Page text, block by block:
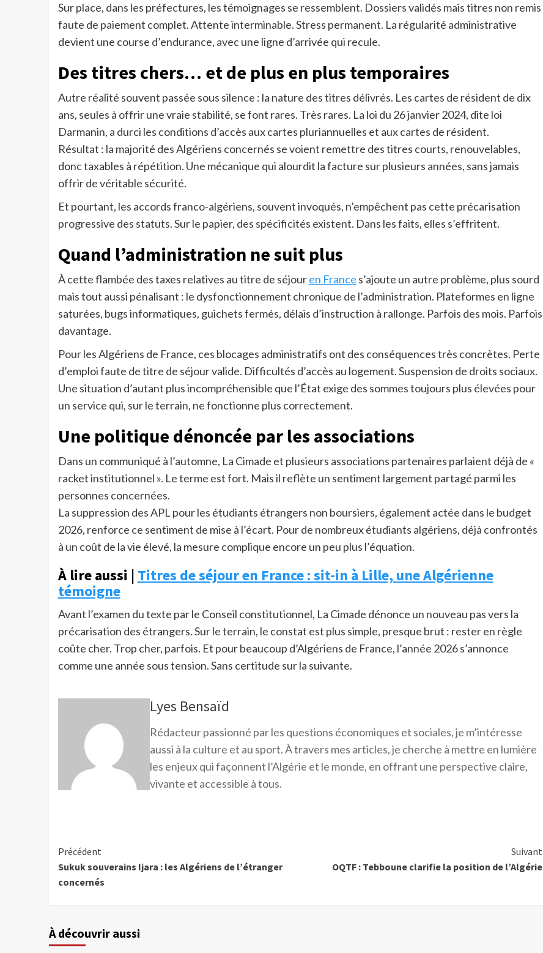
Sur place, dans les préfectures, les témoignages se ressemblent. Dossiers validés mais titres non remis
faute de paiement complet. Attente interminable. Stress permanent. La régularité administrative
devient une course d’endurance, avec une ligne d’arrivée qui recule.
Des titres chers… et de plus en plus temporaires
Autre réalité souvent passée sous silence : la nature des titres délivrés. Les cartes de résident de dix
ans, seules à offrir une vraie stabilité, se font rares. Très rares. La loi du 26 janvier 2024, dite loi
Darmanin, a durci les conditions d’accès aux cartes pluriannuelles et aux cartes de résident.
Résultat : la majorité des Algériens concernés se voient remettre des titres courts, renouvelables,
donc taxables à répétition. Une mécanique qui alourdit la facture sur plusieurs années, sans jamais
offrir de véritable sécurité.
Et pourtant, les accords franco-algériens, souvent invoqués, n’empêchent pas cette précarisation
progressive des statuts. Sur le papier, des spécificités existent. Dans les faits, elles s’effritent.
Quand l’administration ne suit plus
À cette flambée des taxes relatives au titre de séjouren France s’ajoute un autre problème, plus sourd
mais tout aussi pénalisant : le dysfonctionnement chronique de l’administration. Plateformes en ligne
saturées, bugs informatiques, guichets fermés, délais d’instruction à rallonge. Parfois des mois. Parfois
davantage.
Pour les Algériens de France, ces blocages administratifs ont des conséquences très concrètes. Perte
d’emploi faute de titre de séjour valide. Difficultés d’accès au logement. Suspension de droits sociaux.
Une situation d’autant plus incompréhensible que l’État exige des sommes toujours plus élevées pour
un service qui, sur le terrain, ne fonctionne plus correctement.
Une politique dénoncée par les associations
Dans un communiqué à l’automne, La Cimade et plusieurs associations partenaires parlaient déjà de «
racket institutionnel ». Le terme est fort. Mais il reflète un sentiment largement partagé parmi les
personnes concernées.
La suppression des APL pour les étudiants étrangers non boursiers, également actée dans le budget
2026, renforce ce sentiment de mise à l’écart. Pour de nombreux étudiants algériens, déjà confrontés
à un coût de la vie élevé, la mesure complique encore un peu plus l’équation.
À lire aussi | Titres de séjour en France : sit-in à Lille, une Algérienne
témoigne
Avant l’examen du texte par le Conseil constitutionnel, La Cimade dénonce un nouveau pas vers la
précarisation des étrangers. Sur le terrain, le constat est plus simple, presque brut : rester en règle
coûte cher. Trop cher, parfois. Et pour beaucoup d’Algériens de France, l’année 2026 s’annonce
comme une année sous tension. Sans certitude sur la suivante.
Lyes Bensaïd
Rédacteur passionné par les questions économiques et sociales, je m’intéresse
aussi à la culture et au sport. À travers mes articles, je cherche à mettre en lumière
les enjeux qui façonnent l’Algérie et le monde, en offrant une perspective claire,
vivante et accessible à tous.
Précédent
Sukuk souverains Ijara : les Algériens de l’étranger
concernés
Suivant
OQTF : Tebboune clarifie la position de l’Algérie
À découvrir aussi